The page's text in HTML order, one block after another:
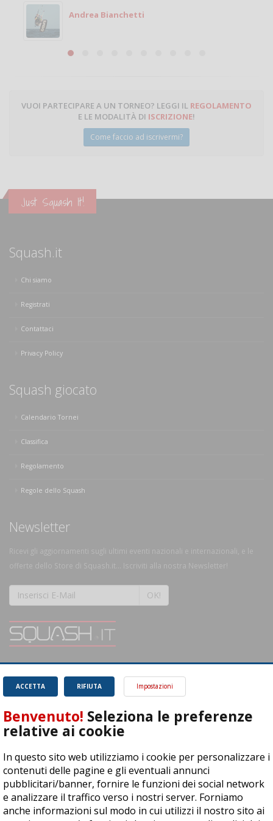
Andrea Bianchetti
VUOI PARTECIPARE A UN TORNEO? LEGGI IL REGOLAMENTO
E LE MODALITÀ DI ISCRIZIONE!
Come faccio ad iscrivermi?
Just Squash It!
Squash.it
Chi siamo
Registrati
Contattaci
Privacy Policy
Squash giocato
Calendario Tornei
Classifica
Regolamento
Regole dello Squash
Newsletter
Ricevi gli aggiornamenti sugli ultimi eventi nazionali e internazionali, e le
offerte dello Store di Squash.it... Iscriviti alla nostra Newsletter!
OK!
magnifico sport.
Leggi
RIFIUTA
ACCETTA Impostazioni
Benvenuto! Seleziona le preferenze
relative ai cookie
In questo sito web utilizziamo i cookie per personalizzare i
contenuti delle pagine e gli eventuali annunci
pubblicitari/banner, fornire le funzioni dei social network
e analizzare il traffico verso i nostri server. Forniamo
anche informazioni sul modo in cui utilizzi il nostro sito ai
ASD Let's Sport - Via T. Olivelli 3, 25014 Castenedolo (BS) - P. Iva:
04278030988
© Copyright 2015 | All Rights Reserved - Powered byDynDevice
Privacy Policy Cookie Policy Accessibilità Sitemap